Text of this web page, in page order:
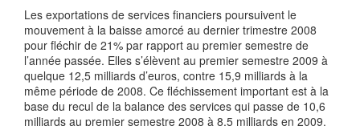
Les exportations de services financiers poursuivent le
mouvement à la baisse amorcé au dernier trimestre 2008
pour fléchir de 21% par rapport au premier semestre de
l’année passée. Elles s’élèvent au premier semestre 2009 à
quelque 12,5 milliards d’euros, contre 15,9 milliards à la
même période de 2008. Ce fléchissement important est à la
base du recul de la balance des services qui passe de 10,6
milliards au premier semestre 2008 à 8,5 milliards en 2009.